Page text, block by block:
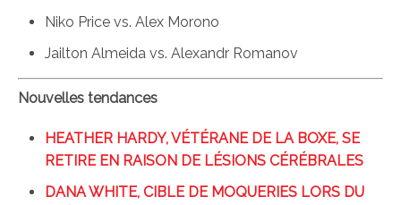
Niko Price vs. Alex Morono
Jailton Almeida vs. Alexandr Romanov
Nouvelles tendances
HEATHER HARDY, VÉTÉRANE DE LA BOXE, SE
RETIRE EN RAISON DE LÉSIONS CÉRÉBRALES
DANA WHITE, CIBLE DE MOQUERIES LORS DU